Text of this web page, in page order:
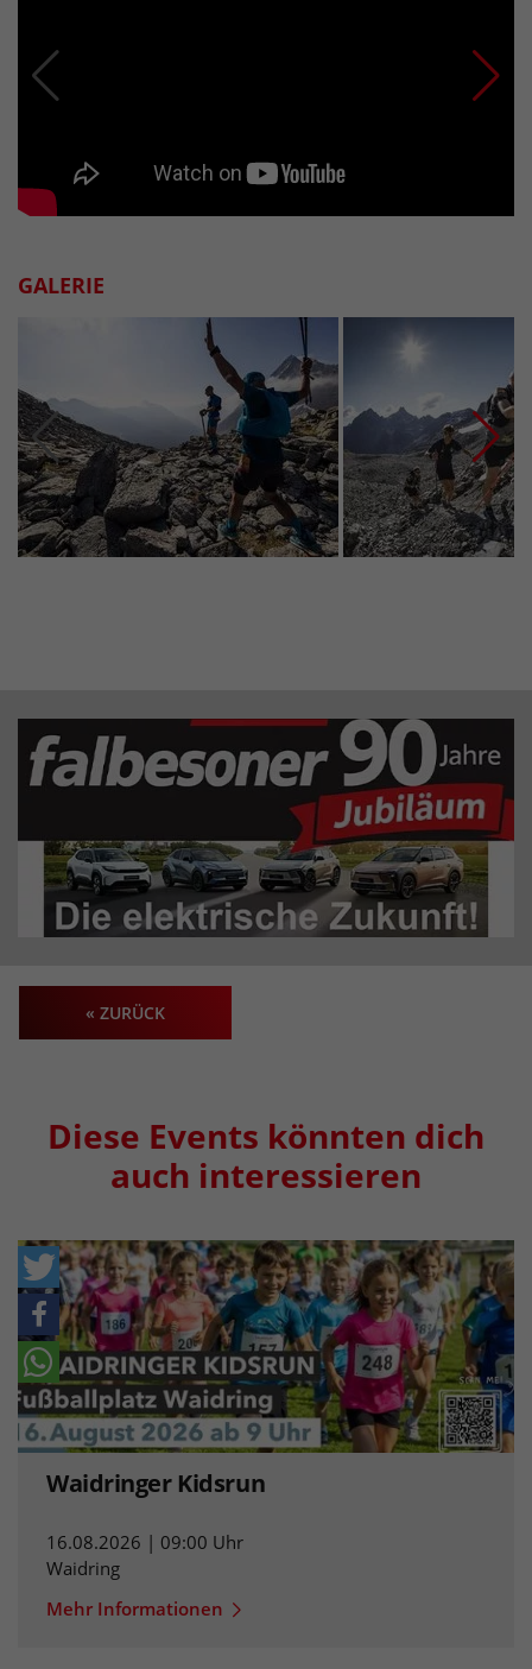
GALERIE
« ZURÜCK
Diese Events könnten dich
auch interessieren
Waidringer Kidsrun
16.08.2026 | 09:00 Uhr
Waidring
Mehr Informationen